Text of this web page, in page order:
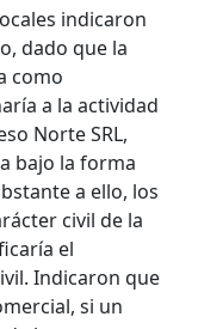
indicaron
dado que la
como
a la actividad
Norte SRL,
bajo la forma
a ello, los
civil de la
el
Indicaron que
si un